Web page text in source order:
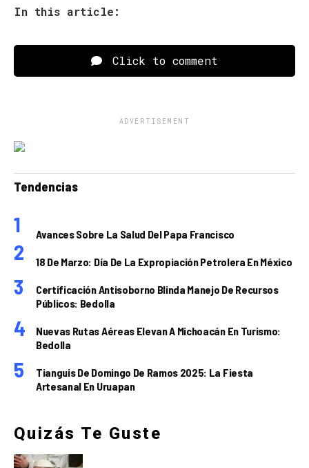
In this article:
Click to comment
ADVERTISEMENT
Tendencias
Avances Sobre La Salud Del Papa Francisco
18 De Marzo: Día De La Expropiación Petrolera En México
Certificación Antisoborno Blinda Manejo De Recursos
Públicos: Bedolla
Nuevas Rutas Aéreas Elevan A Michoacán En Turismo:
Bedolla
Tianguis De Domingo De Ramos 2025: La Fiesta
Artesanal En Uruapan
Quizás Te Guste